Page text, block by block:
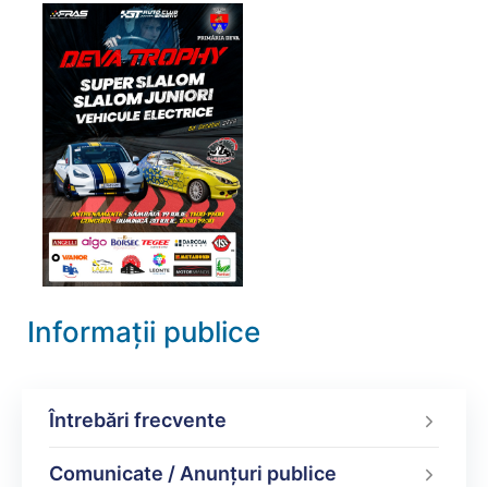
Informații publice
Întrebări frecvente
Comunicate / Anunțuri publice